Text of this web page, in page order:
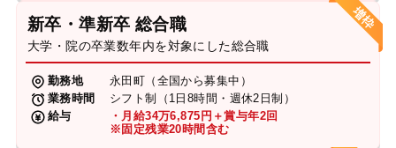
新卒・準新卒 総合職
大学・院の卒業数年内を対象にした総合職
勤務地
永田町（全国から募集中）
業務時間
シフト制（1日8時間・週休2日制）
給与
・月給34万6,875円＋賞与年2回
※固定残業20時間含む